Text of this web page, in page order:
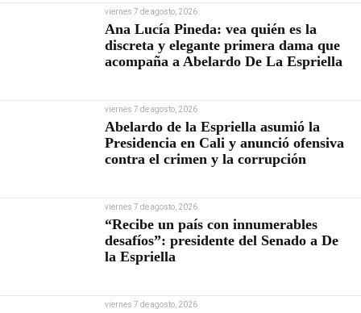
viernes 7 de agosto, 2026
Ana Lucía Pineda: vea quién es la
discreta y elegante primera dama que
acompaña a Abelardo De La Espriella
viernes 7 de agosto, 2026
Abelardo de la Espriella asumió la
Presidencia en Cali y anunció ofensiva
contra el crimen y la corrupción
viernes 7 de agosto, 2026
“Recibe un país con innumerables
desafíos”: presidente del Senado a De
la Espriella
viernes 7 de agosto, 2026